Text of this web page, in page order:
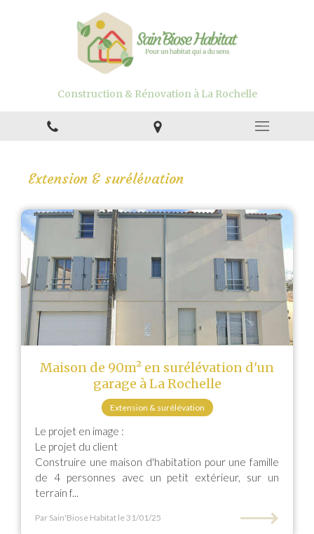
Construction & Rénovation à La Rochelle
Extension & surélévation
Maison de 90m² en surélévation d'un
garage à La Rochelle
Extension & surélévation
Le projet en image :
Le projet du client
Construire une maison d'habitation pour une famille
de 4 personnes avec un petit extérieur, sur un
terrain f...
Par Sain'Biose Habitat le 31/01/25 ⟶